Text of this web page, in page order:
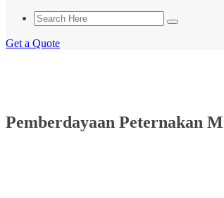
Get a Quote
Pemberdayaan Peternakan